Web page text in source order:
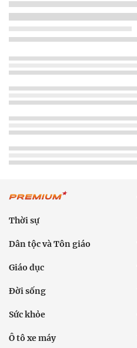
Thời sự
Dân tộc và Tôn giáo
Giáo dục
Đời sống
Sức khỏe
Ô tô xe máy